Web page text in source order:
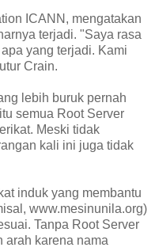
ICANN, mengatakan
terjadi. "Saya rasa
yang terjadi. Kami
Crain.
lebih buruk pernah
semua Root Server
Meski tidak
kali ini juga tidak
induk yang membantu
www.mesinunila.org)
Tanpa Root Server
arah karena nama